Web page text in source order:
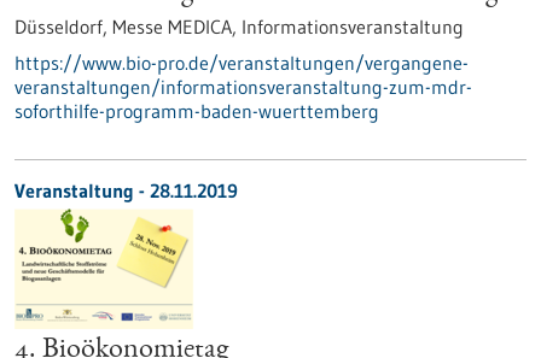
Düsseldorf, Messe MEDICA, Informationsveranstaltung
https://www.bio-pro.de/veranstaltungen/vergangene-
veranstaltungen/informationsveranstaltung-zum-mdr-
soforthilfe-programm-baden-wuerttemberg
Veranstaltung - 28.11.2019
4. Bioökonomietag